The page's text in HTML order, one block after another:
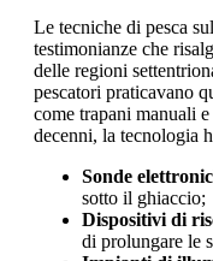
Le tecniche di pesca
testimonianze che
delle regioni
pescatori praticavano
come trapani manuali
decenni, la tecnologia
Sonde
sotto il ghiaccio;
Dispositivi di
di prolungare le